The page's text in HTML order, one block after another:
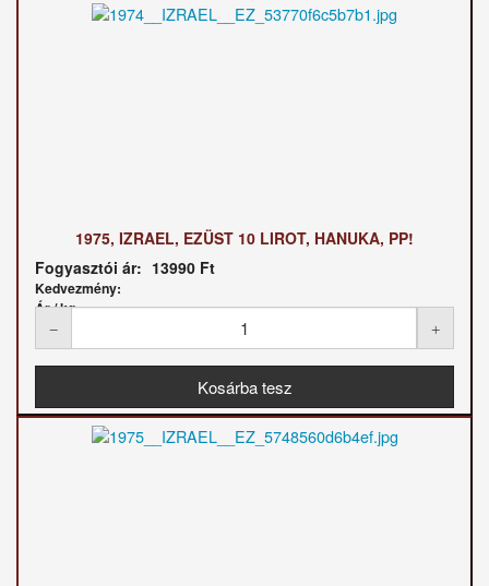
1975, IZRAEL, EZÜST 10 LIROT, HANUKA, PP!
Fogyasztói ár: 13990 Ft
Kedvezmény:
Ár / kg: